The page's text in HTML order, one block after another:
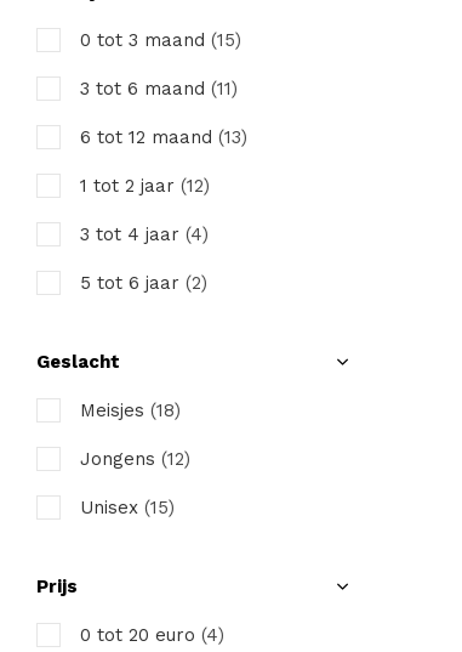
Nanami
Ooh Noo
Puckababy
Timboo
0 tot 3 maand (15)
3 tot 6 maand (11)
6 tot 12 maand (13)
1 tot 2 jaar (12)
3 tot 4 jaar (4)
5 tot 6 jaar (2)
Geslacht
Meisjes (18)
Jongens (12)
Unisex (15)
Prijs
0 tot 20 euro (4)